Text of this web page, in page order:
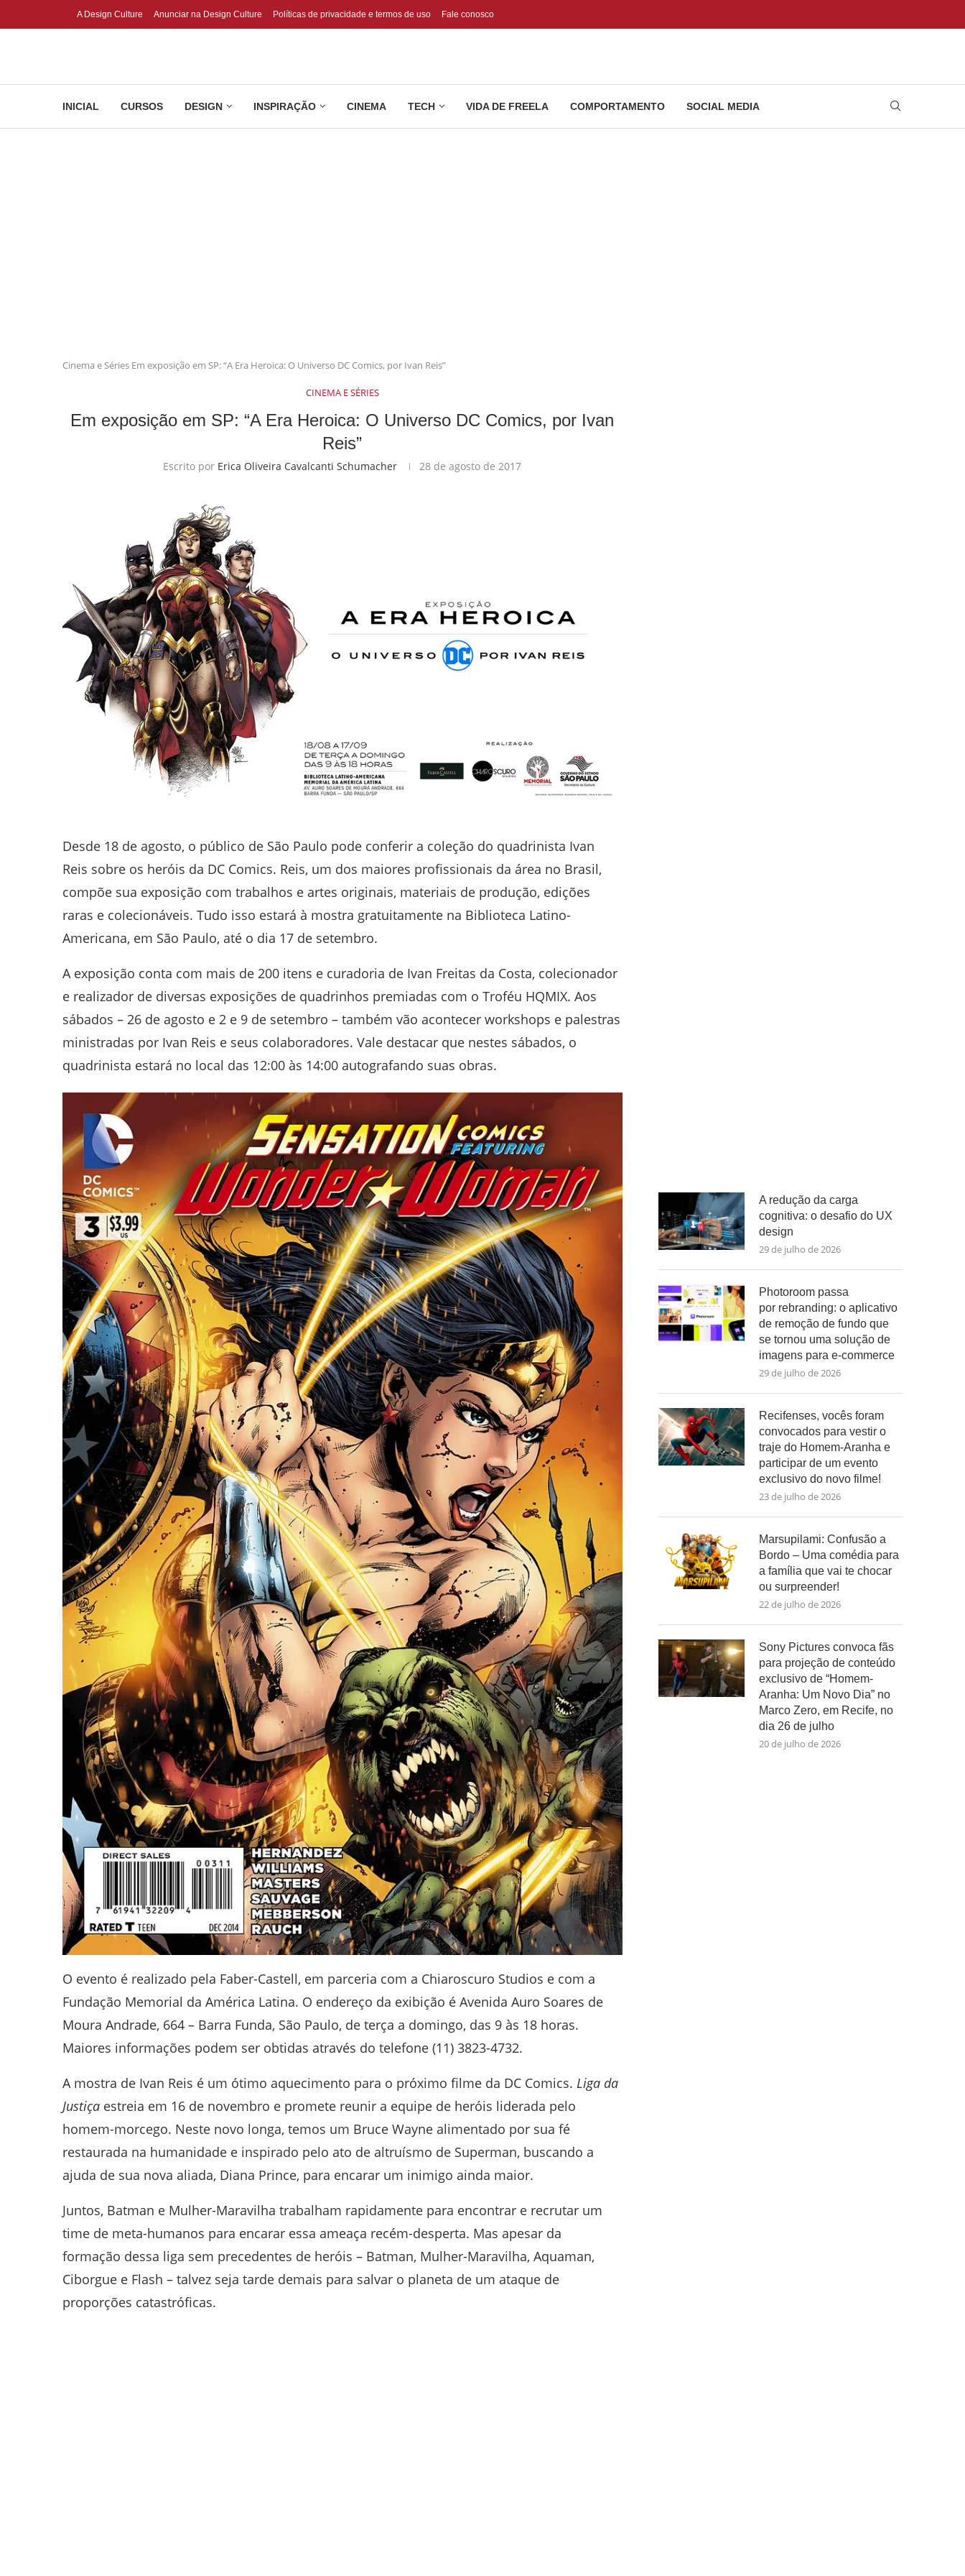
A Design Culture Anunciar na Design Culture Políticas de privacidade e termos de uso Fale conosco
INICIAL CURSOS DESIGN INSPIRAÇÃO CINEMA TECH VIDA DE FREELA COMPORTAMENTO SOCIAL MEDIA
Cinema e Séries Em exposição em SP: “A Era Heroica: O Universo DC Comics, por Ivan Reis”
CINEMA E SÉRIES
Em exposição em SP: “A Era Heroica: O Universo DC Comics, por Ivan
Reis”
Escrito por Erica Oliveira Cavalcanti Schumacher 28 de agosto de 2017
Desde 18 de agosto, o público de São Paulo pode conferir a coleção do quadrinista Ivan
Reis sobre os heróis da DC Comics. Reis, um dos maiores profissionais da área no Brasil,
compõe sua exposição com trabalhos e artes originais, materiais de produção, edições
raras e colecionáveis. Tudo isso estará à mostra gratuitamente na Biblioteca Latino-
Americana, em São Paulo, até o dia 17 de setembro.
A exposição conta com mais de 200 itens e curadoria de Ivan Freitas da Costa, colecionador
e realizador de diversas exposições de quadrinhos premiadas com o Troféu HQMIX. Aos
sábados – 26 de agosto e 2 e 9 de setembro – também vão acontecer workshops e palestras
ministradas por Ivan Reis e seus colaboradores. Vale destacar que nestes sábados, o
quadrinista estará no local das 12:00 às 14:00 autografando suas obras.
O evento é realizado pela Faber-Castell, em parceria com a Chiaroscuro Studios e com a
Fundação Memorial da América Latina. O endereço da exibição é Avenida Auro Soares de
Moura Andrade, 664 – Barra Funda, São Paulo, de terça a domingo, das 9 às 18 horas.
Maiores informações podem ser obtidas através do telefone (11) 3823-4732.
A mostra de Ivan Reis é um ótimo aquecimento para o próximo filme da DC Comics. Liga da
Justiça estreia em 16 de novembro e promete reunir a equipe de heróis liderada pelo
homem-morcego. Neste novo longa, temos um Bruce Wayne alimentado por sua fé
restaurada na humanidade e inspirado pelo ato de altruísmo de Superman, buscando a
ajuda de sua nova aliada, Diana Prince, para encarar um inimigo ainda maior.
Juntos, Batman e Mulher-Maravilha trabalham rapidamente para encontrar e recrutar um
time de meta-humanos para encarar essa ameaça recém-desperta. Mas apesar da
formação dessa liga sem precedentes de heróis – Batman, Mulher-Maravilha, Aquaman,
Ciborgue e Flash – talvez seja tarde demais para salvar o planeta de um ataque de
proporções catastróficas.
A redução da carga
cognitiva: o desafio do UX
design
29 de julho de 2026
Photoroom passa
por rebranding: o aplicativo
de remoção de fundo que
se tornou uma solução de
imagens para e-commerce
29 de julho de 2026
Recifenses, vocês foram
convocados para vestir o
traje do Homem-Aranha e
participar de um evento
exclusivo do novo filme!
23 de julho de 2026
Marsupilami: Confusão a
Bordo – Uma comédia para
a família que vai te chocar
ou surpreender!
22 de julho de 2026
Sony Pictures convoca fãs
para projeção de conteúdo
exclusivo de “Homem-
Aranha: Um Novo Dia” no
Marco Zero, em Recife, no
dia 26 de julho
20 de julho de 2026